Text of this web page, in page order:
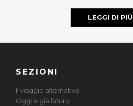
LEGGI DI PIÙ
SEZIONI
Il viaggio alternativo
Oggi è già futuro